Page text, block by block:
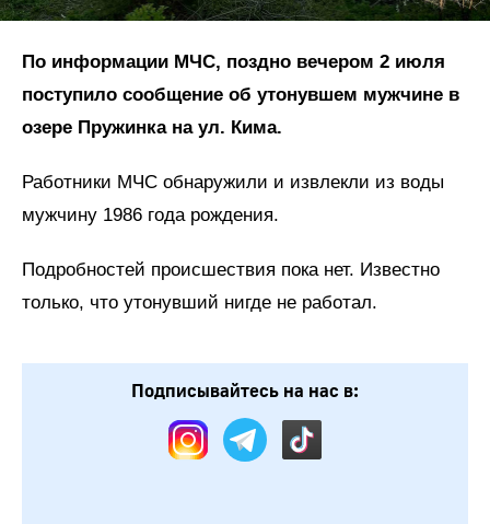
По информации МЧС, поздно вечером 2 июля
поступило сообщение об утонувшем мужчине в
озере Пружинка на ул. Кима.
Работники МЧС обнаружили и извлекли из воды
мужчину 1986 года рождения.
Подробностей происшествия пока нет. Известно
только, что утонувший нигде не работал.
Подписывайтесь на нас в: